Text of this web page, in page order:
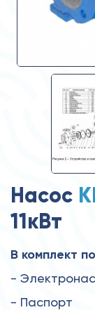
Насос
11кВт
В комплект
-
- Паспорт